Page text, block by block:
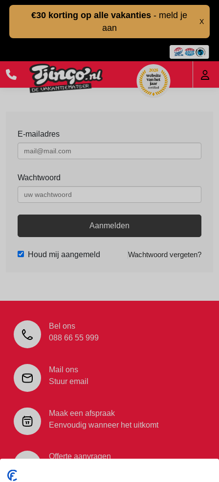
€30 korting op alle vakanties - meld je
aan
X
E-mailadres
Wachtwoord
Aanmelden
Houd mij aangemeld Wachtwoord vergeten?
Bel ons
088 66 55 999
Mail ons
Stuur email
Maak een afspraak
Eenvoudig wanneer het uitkomt
Offerte aanvragen